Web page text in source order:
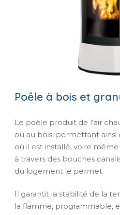
Poêle à bois et
Le poêle produit de l’air
ou au bois, permettant
où il est installé, voire
à travers des bouches
du logement le permet.
Il garantit la stabilité de la
la flamme, programmable,